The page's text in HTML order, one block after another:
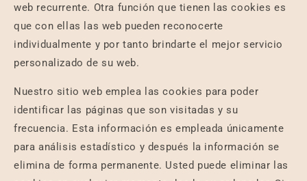
web recurrente. Otra función que tienen las cookies es
que con ellas las web pueden reconocerte
individualmente y por tanto brindarte el mejor servicio
personalizado de su web.
Nuestro sitio web emplea las cookies para poder
identificar las páginas que son visitadas y su
frecuencia. Esta información es empleada únicamente
para análisis estadístico y después la información se
elimina de forma permanente. Usted puede eliminar las